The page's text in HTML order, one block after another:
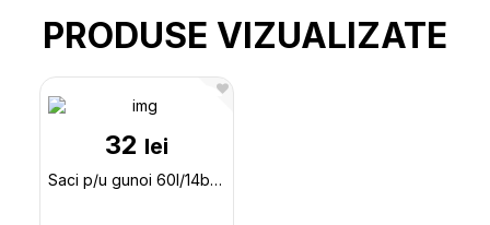
PRODUSE VIZUALIZATE
32 lei
Saci p/u gunoi 60l/14buc Luxia (cu urechi)i, aroma tropic, Albastri LUX-4101